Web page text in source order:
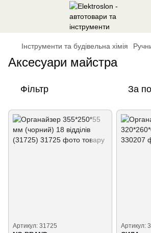
Інструменти та будівельна хімія
Аксесуари майстра
Фільтр За
Артикул: 31725 Артикул: